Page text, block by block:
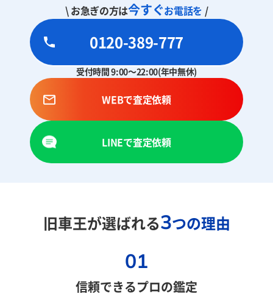
\ お急ぎの方は今すぐお電話を /
0120-389-777
受付時間 9:00～22:00(年中無休)
WEBで査定依頼
LINEで査定依頼
旧車王が選ばれる3つの理由
01
信頼できるプロの鑑定